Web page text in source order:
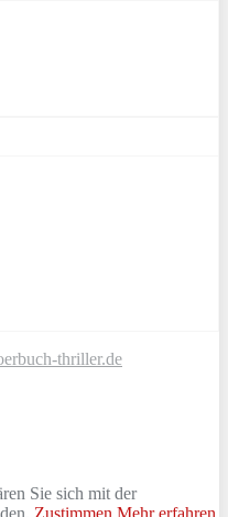
thriller.de
Sie sich mit der
Zustimmen Mehr erfahren